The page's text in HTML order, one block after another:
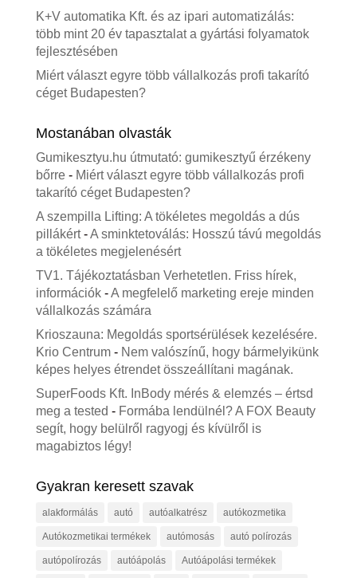
K+V automatika Kft. és az ipari automatizálás:
több mint 20 év tapasztalat a gyártási folyamatok
fejlesztésében
Miért választ egyre több vállalkozás profi takarító
céget Budapesten?
Mostanában olvasták
Gumikesztyu.hu útmutató: gumikesztyű érzékeny
bőrre- Miért választ egyre több vállalkozás profi
takarító céget Budapesten?
A szempilla Lifting: A tökéletes megoldás a dús
pillákért-A sminktetoválás: Hosszú távú megoldás
a tökéletes megjelenésért
TV1. Tájékoztatásban Verhetetlen. Friss hírek,
információk-A megfelelő marketing ereje minden
vállalkozás számára
Krioszauna: Megoldás sportsérülések kezelésére.
Krio Centrum- Nem valószínű, hogy bármelyikünk
képes helyes étrendet összeállítani magának.
SuperFoods Kft. InBody mérés & elemzés – értsd
meg a tested - Formába lendülnél? A FOX Beauty
segít, hogy belülről ragyogj és kívülről is
magabiztos légy!
Gyakran keresett szavak
alakformálás autó autóalkatrész autókozmetika
Autókozmetikai termékek autómosás autó polírozás
autópolírozás autóápolás Autóápolási termékek